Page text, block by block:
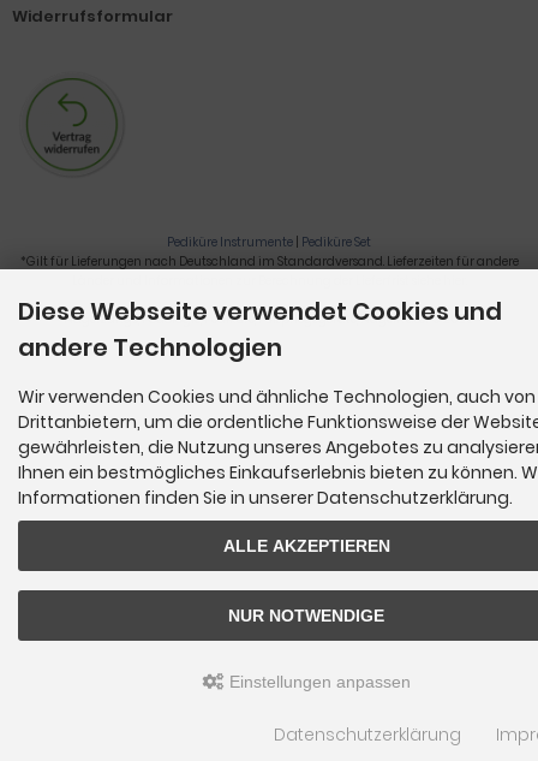
Widerrufsformular
Pediküre Instrumente | Pediküre Set
*Gilt für Lieferungen nach Deutschland im Standardversand. Lieferzeiten für andere
Nagelzange, Podologie, Pediküre, Fußpflegegeräte, Nagelfräser © 2026
Diese Webseite verwendet Cookies und
andere Technologien
Wir verwenden Cookies und ähnliche Technologien, auch von
Drittanbietern, um die ordentliche Funktionsweise der
gewährleisten, die Nutzung unseres Angebotes zu
Ihnen ein bestmögliches Einkaufserlebnis bieten zu können.
Informationen finden Sie in unserer Datenschutzerklärung.
ALLE AKZEPTIEREN
NUR NOTWENDIGE
Einstellungen anpassen
Datenschutzerklärung